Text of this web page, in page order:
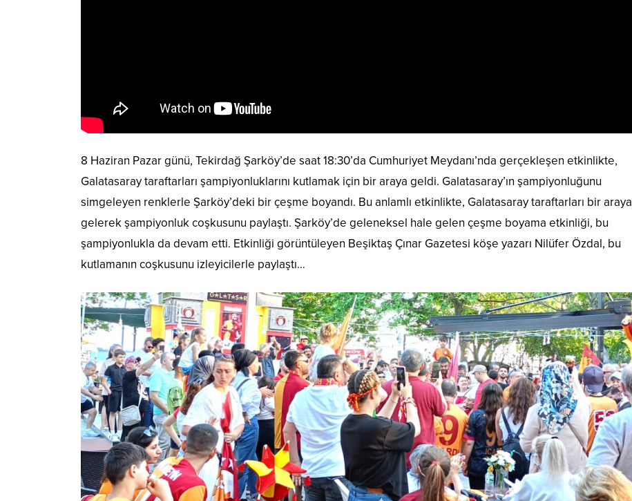
8 Haziran Pazar günü, Tekirdağ Şarköy’de saat 18:30’da Cumhuriyet Meydanı’nda gerçekleşen etkinlikte,
Galatasaray taraftarları şampiyonluklarını kutlamak için bir araya geldi. Galatasaray’ın şampiyonluğunu
simgeleyen renklerle Şarköy’deki bir çeşme boyandı. Bu anlamlı etkinlikte, Galatasaray taraftarları bir araya
gelerek şampiyonluk coşkusunu paylaştı. Şarköy’de geleneksel hale gelen çeşme boyama etkinliği, bu
şampiyonlukla da devam etti. Etkinliği görüntüleyen Beşiktaş Çınar Gazetesi köşe yazarı Nilüfer Özdal, bu
kutlamanın coşkusunu izleyicilerle paylaştı…